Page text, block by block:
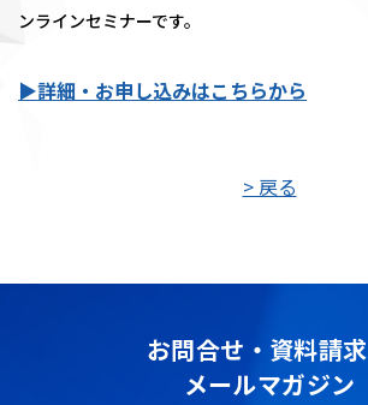
ンラインセミナーです。
▶詳細・お申し込みはこちらから
> 戻る
お問合せ・資料請求
メールマガジン